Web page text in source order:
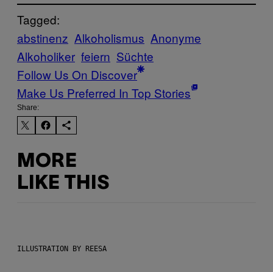
Tagged:
abstinenz Alkoholismus Anonyme
Alkoholiker feiern Süchte
Follow Us On Discover
Make Us Preferred In Top Stories
Share:
MORE
LIKE THIS
ILLUSTRATION BY REESA